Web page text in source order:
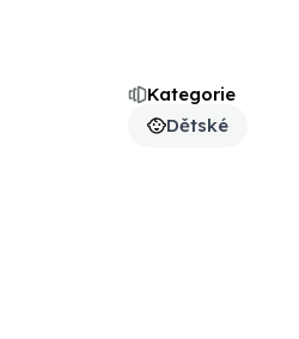
Kategorie
Dětské